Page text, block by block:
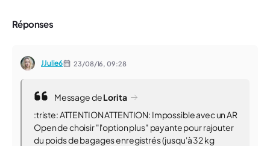
Réponses
JJulie6 23/08/16,09:28
Message deLorita
:triste: ATTENTION ATTENTION: Impossible avec un AR
Open de choisir "l'option plus" payante pour rajouter
du poids de bagages enregistrés (jusqu'à 32 kg